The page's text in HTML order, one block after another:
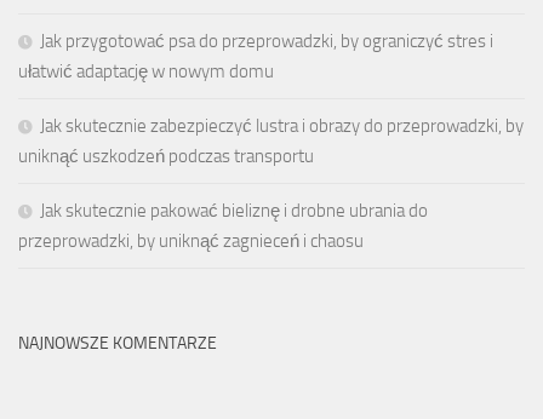
Jak przygotować psa do przeprowadzki, by ograniczyć stres i
ułatwić adaptację w nowym domu
Jak skutecznie zabezpieczyć lustra i obrazy do przeprowadzki, by
uniknąć uszkodzeń podczas transportu
Jak skutecznie pakować bieliznę i drobne ubrania do
przeprowadzki, by uniknąć zagnieceń i chaosu
NAJNOWSZE KOMENTARZE